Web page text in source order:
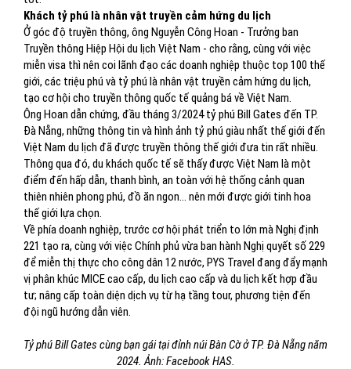
Khách tỷ phú là nhân vật truyền cảm hứng du lịch
Ở góc độ truyền thông, ông Nguyễn Công Hoan - Trưởng ban
Truyền thông Hiệp Hội du lịch Việt Nam - cho rằng, cùng với việc
miễn visa thì nên coi lãnh đạo các doanh nghiệp thuộc top 100 thế
giới, các triệu phú và tỷ phú là nhân vật truyền cảm hứng du lịch,
tạo cơ hội cho truyền thông quốc tế quảng bá về Việt Nam.
Ông Hoan dẫn chứng, đầu tháng 3/2024 tỷ phú Bill Gates đến TP.
Đà Nẵng, những thông tin và hình ảnh tỷ phú giàu nhất thế giới đến
Việt Nam du lịch đã được truyền thông thế giới đưa tin rất nhiều.
Thông qua đó, du khách quốc tế sẽ thấy được Việt Nam là một
điểm đến hấp dẫn, thanh bình, an toàn với hệ thống cảnh quan
thiên nhiên phong phú, đồ ăn ngon... nên mới được giới tinh hoa
thế giới lựa chọn.
Về phía doanh nghiệp, trước cơ hội phát triển to lớn mà Nghị định
221 tạo ra, cùng với việc Chính phủ vừa ban hành Nghị quyết số 229
để miễn thị thực cho công dân 12 nước, PYS Travel đang đẩy mạnh
vị phân khúc MICE cao cấp, du lịch cao cấp và du lịch kết hợp đầu
tư; nâng cấp toàn diện dịch vụ từ hạ tầng tour, phương tiện đến
đội ngũ hướng dẫn viên.
Tỷ phú Bill Gates cùng bạn gái tại đỉnh núi Bàn Cờ ở TP. Đà Nẵng năm
2024. Ảnh: Facebook HAS.